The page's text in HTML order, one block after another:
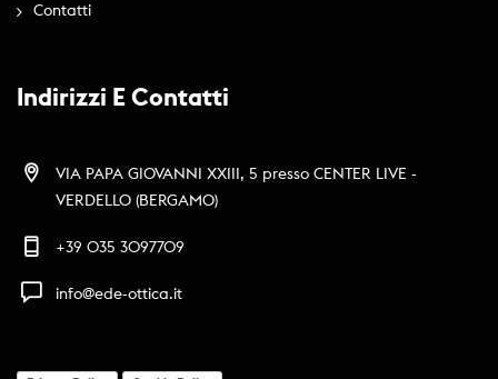
Contatti
Indirizzi E Contatti
VIA PAPA GIOVANNI XXIII, 5 presso CENTER LIVE -
VERDELLO (BERGAMO)
+39 035 3097709
info@ede-ottica.it